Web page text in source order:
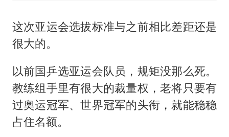
这次亚运会选拔标准与之前相比差距还是
很大的。
以前国乒选亚运会队员，规矩没那么死。
教练组手里有很大的裁量权，老将只要有
过奥运冠军、世界冠军的头衔，就能稳稳
占住名额。